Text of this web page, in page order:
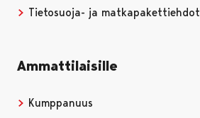
Tietosuoja- ja matkapakettiehdot
Ammattilaisille
Kumppanuus